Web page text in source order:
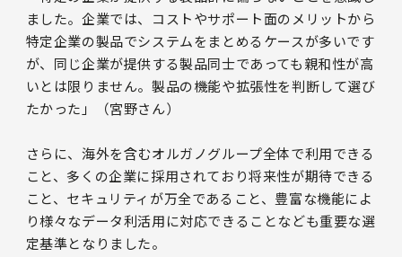
ました。企業では、コストやサポート面のメリットから
特定企業の製品でシステムをまとめるケースが多いです
が、同じ企業が提供する製品同士であっても親和性が高
いとは限りません。製品の機能や拡張性を判断して選び
たかった」（宮野さん）
さらに、海外を含むオルガノグループ全体で利用できる
こと、多くの企業に採用されており将来性が期待できる
こと、セキュリティが万全であること、豊富な機能によ
り様々なデータ利活用に対応できることなども重要な選
定基準となりました。